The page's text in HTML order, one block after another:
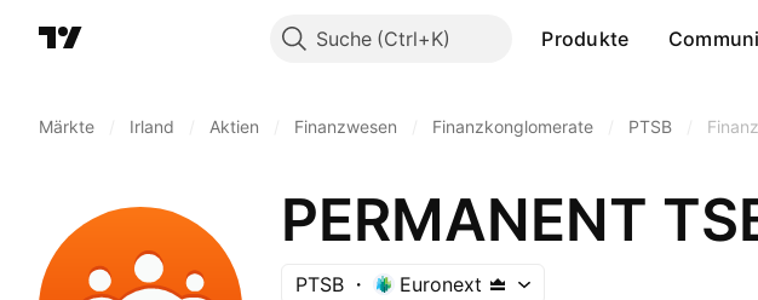
Suche Produkte
Märkte Irland Aktien Finanzwesen Finanzkonglomerate PTSB
PERMANENT
PTSB Euronext